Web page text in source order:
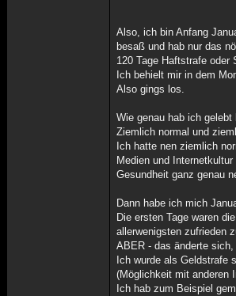
Also, ich bin Anfang
besaß und hab nur das
120 Tage Haftstrafe
Ich behielt mir in dem
Also gings los.
Wie genau hab ich
Ziemlich normal und
Ich hatte nen ziemlich
Medien und
Gesundheit ganz genau
Dann habe ich mich
Die ersten Tage waren
allerwenigsten zufrieden
ABER - das änderte
Ich wurde als Geldstrafe
(Möglichkeit mit anderen
Ich hab zum Beispiel